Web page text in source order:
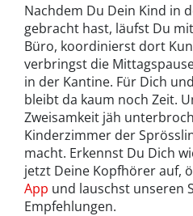
Nachdem Du Dein Kind in
gebracht hast, läufst Du
Büro, koordinierst dort
verbringst die
in der Kantine. Für Dich
bleibt da kaum noch Zeit.
Zweisamkeit jäh
Kinderzimmer der
macht. Erkennst Du Dich
jetzt Deine Kopfhörer auf,
App und lauschst unseren
Empfehlungen.